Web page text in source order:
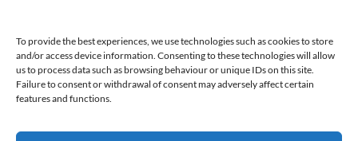
To provide the best experiences, we use technologies such as cookies to store
and/or access device information. Consenting to these technologies will allow
us to process data such as browsing behaviour or unique IDs on this site.
Failure to consent or withdrawal of consent may adversely affect certain
features and functions.@clubamilcar